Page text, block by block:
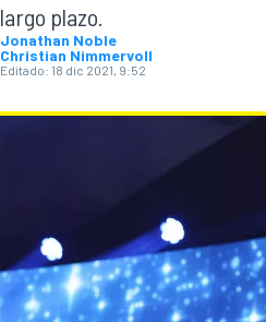
MOTOGP
largo plazo.
Jonathan Noble
Christian Nimmervoll
Editado: 18 dic 2021, 9:52